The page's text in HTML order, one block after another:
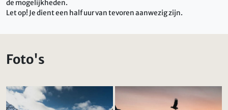
de mogelijkheden.
Let op! Je dient een half uur van tevoren aanwezig zijn.
Foto's